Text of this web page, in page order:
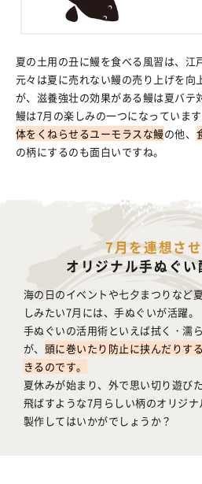
夏の土用の丑に鰻を食べる風習は、江
元々は夏に売れない鰻の売り上げを向
が、滋養強壮の効果がある鰻は夏バテ
鰻は7月の楽しみの一つになっています
体をくねらせるユーモラスな鰻の他、
の柄にするのも面白いですね。
7月を連想さ
オリジナル手ぬぐ
海の日のイベントや七夕まつりなど
しみたい7月には、手ぬぐいが活躍。
手ぬぐいの活用術といえば拭く・濡
が、 頭に巻いたり防止に挟んだりす
きるのです。
夏休みが始まり、外で思い切り遊び
飛ばすような7月らしい柄のオリジ
製作してはいかがでしょうか？